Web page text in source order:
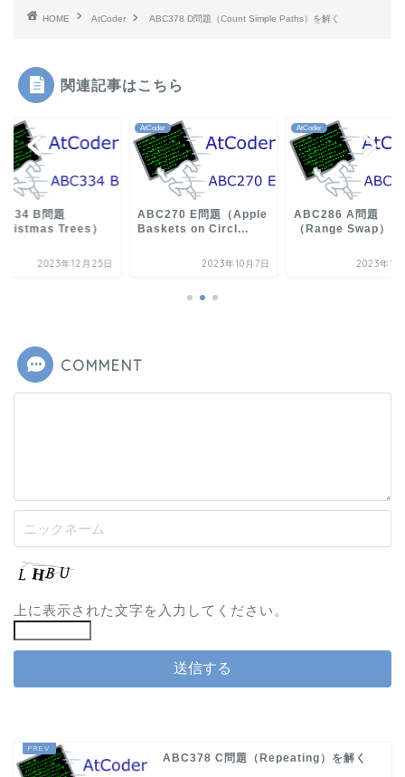
HOME AtCoder ABC378 D問題（Count Simple Paths）を解く
関連記事はこちら
B問題
Trees）
2023年12月25日
AtCoder
ABC270 E問題（Apple
Baskets on Circl...
2023年10月7日
AtCoder
ABC286 A問題
（Range Swap）を
2023年1
COMMENT
上に表示された文字を入力してください。
ABC378 C問題（Repeating）を解く